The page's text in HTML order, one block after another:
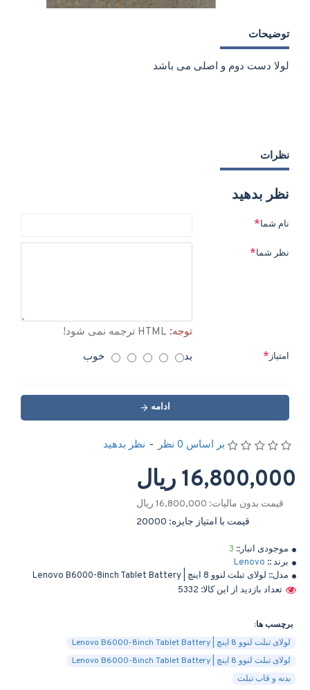
توضیحات
لولا دست دوم و اصلی می باشد
نظرات
نظر بدهید
نام شما
نظر شما
توجه:
امتیاز بد خوب
ادامه
موجودی انبار:: 3
برند :: Lenovo
مدل:: لولای تبلت لنوو 8 اینچ | Lenovo B6000-8inch Tablet Battery
تعداد بازدید از این کالا: 5332
بر اساس 0 نظر - نظر بدهید
16,800,000 ریال
قیمت بدون مالیات: 16,800,000 ریال
قیمت با امتیاز جایزه: 20000
برچسب ها:
لولای تبلت لنوو 8 اینچ | Lenovo B6000-8inch Tablet Battery
لولای تبلت لنوو 8 اینچ | Lenovo B6000-8inch Tablet Battery
بدنه و قاب تبلت